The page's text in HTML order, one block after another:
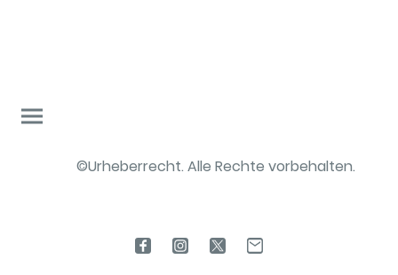
©Urheberrecht. Alle Rechte vorbehalten.